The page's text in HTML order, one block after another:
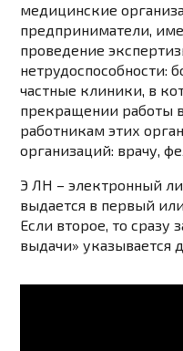
медицинские
предприниматели,
проведение
нетрудоспособности:
частные клиники, в
прекращении работы
работникам этих
организаций: врачу,
Э ЛН – электронный
выдается в первый
Если второе, то сразу
выдачи» указывается